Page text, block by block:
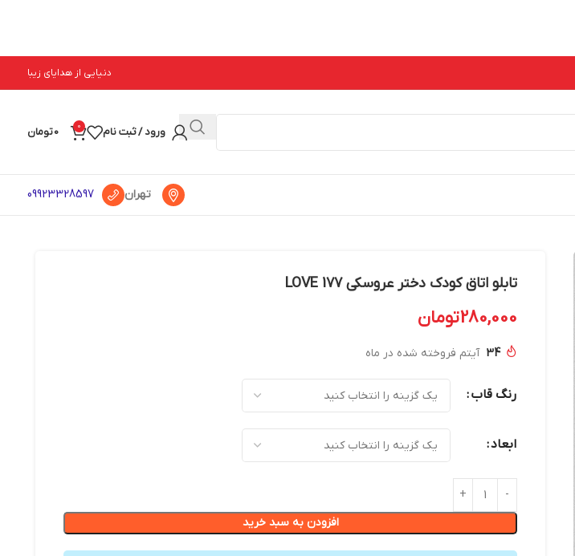
دنیایی از هدایای زیبا
ورود / ثبت نام 0
0تومان
تهران 09923328597
تابلو اتاق کودک دختر عروسکی LOVE 177
280,000تومان
34 آیتم فروخته شده در ماه
رنگ قاب
ابعاد
افزودن به سبد خرید